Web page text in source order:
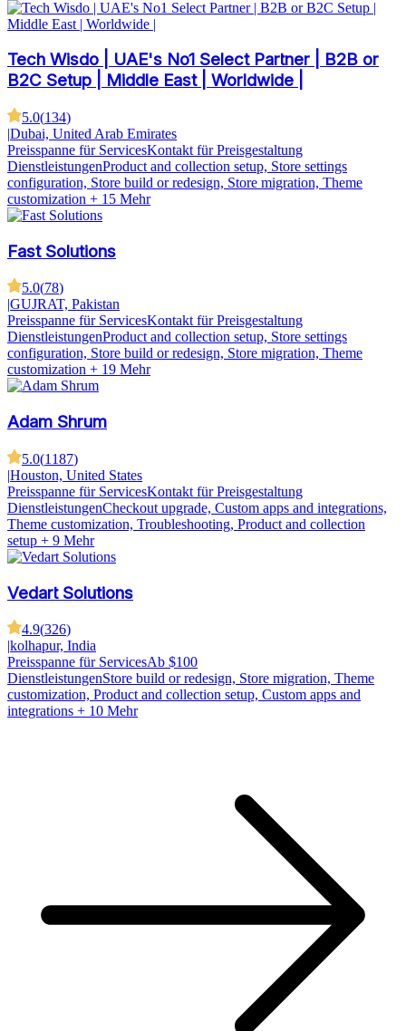
Tech Wisdo | UAE's No1 Select Partner | B2B or
B2C Setup | Middle East | Worldwide |
5.0(134)
|Dubai, United Arab Emirates
Preisspanne für ServicesKontakt für Preisgestaltung
DienstleistungenProduct and collection setup, Store settings
configuration, Store build or redesign, Store migration, Theme
customization + 15 Mehr
Fast Solutions
5.0(78)
|GUJRAT, Pakistan
Preisspanne für ServicesKontakt für Preisgestaltung
DienstleistungenProduct and collection setup, Store settings
configuration, Store build or redesign, Store migration, Theme
customization + 19 Mehr
Adam Shrum
5.0(1187)
|Houston, United States
Preisspanne für ServicesKontakt für Preisgestaltung
DienstleistungenCheckout upgrade, Custom apps and integrations,
Theme customization, Troubleshooting, Product and collection
setup + 9 Mehr
Vedart Solutions
4.9(326)
|kolhapur, India
Preisspanne für ServicesAb $100
DienstleistungenStore build or redesign, Store migration, Theme
customization, Product and collection setup, Custom apps and
integrations + 10 Mehr